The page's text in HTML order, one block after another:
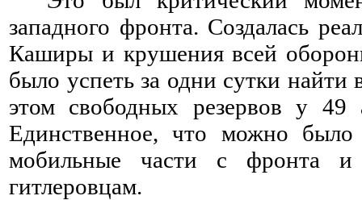
западного фронта. Создалась
Каширы и крушения всей
было успеть за одни сутки
этом свободных резервов у
Единственное, что можно было
мобильные части с фронта
гитлеровцам.